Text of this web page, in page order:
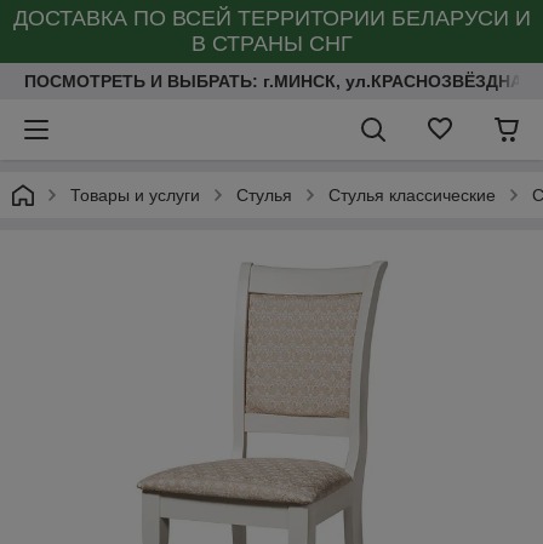
ДОСТАВКА ПО ВСЕЙ ТЕРРИТОРИИ БЕЛАРУСИ И
В СТРАНЫ СНГ
ПОСМОТРЕТЬ И ВЫБРАТЬ: г.МИНСК, ул.КРАСНОЗВЁЗДНАЯ
Товары и услуги Стулья Стулья классические